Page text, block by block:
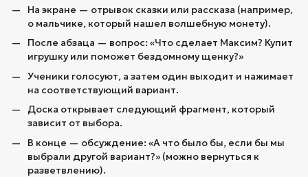
На экране — отрывок сказки или рассказа (например,
о мальчике, который нашел волшебную монету).
После абзаца — вопрос: «Что сделает Максим? Купит
игрушку или поможет бездомному щенку?»
Ученики голосуют, а затем один выходит и нажимает
на соответствующий вариант.
Доска открывает следующий фрагмент, который
зависит от выбора.
В конце — обсуждение: «А что было бы, если бы мы
выбрали другой вариант?» (можно вернуться к
разветвлению).